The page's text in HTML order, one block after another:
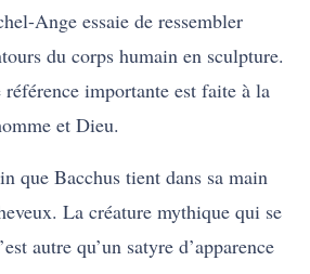
Ange essaie de ressembler
du corps humain en sculpture.
importante est faite à la
et Dieu.
que Bacchus tient dans sa main
La créature mythique qui se
autre qu’un satyre d’apparence